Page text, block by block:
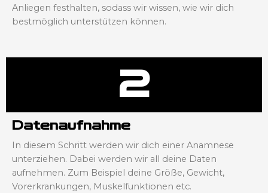
Anliegen festhalten, sodass wir wissen, wie wir dich
bestmöglich unterstützen können.
2
Datenaufnahme
In diesem Schritt werden wir dich einer Anamnese
unterziehen. Dabei werden wir all deine Daten
aufnehmen. Zum Beispiel deine Größe, Gewicht,
Vorerkrankungen, Muskelfunktionen etc.